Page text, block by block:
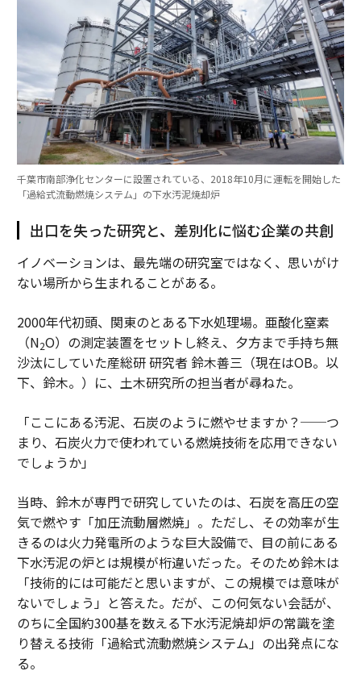
千葉市南部浄化センターに設置されている、2018年10月に運転を開始した
「過給式流動燃焼システム」の下水汚泥焼却炉
出口を失った研究と、差別化に悩む企業の共創
イノベーションは、最先端の研究室ではなく、思いがけ
ない場所から生まれることがある。
2000年代初頭、関東のとある下水処理場。亜酸化窒素
（N2O）の測定装置をセットし終え、夕方まで手持ち無
沙汰にしていた産総研 研究者 鈴木善三（現在はOB。以
下、鈴木。）に、土木研究所の担当者が尋ねた。
「ここにある汚泥、石炭のように燃やせますか？──つ
まり、石炭火力で使われている燃焼技術を応用できない
でしょうか」
当時、鈴木が専門で研究していたのは、石炭を高圧の空
気で燃やす「加圧流動層燃焼」。ただし、その効率が生
きるのは火力発電所のような巨大設備で、目の前にある
下水汚泥の炉とは規模が桁違いだった。そのため鈴木は
「技術的には可能だと思いますが、この規模では意味が
ないでしょう」と答えた。だが、この何気ない会話が、
のちに全国約300基を数える下水汚泥焼却炉の常識を塗
り替える技術「過給式流動燃焼システム」の出発点にな
る。